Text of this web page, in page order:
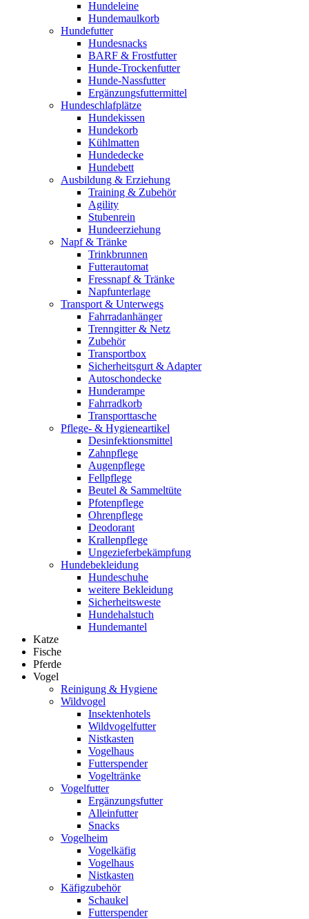
Hundeleine
Hundemaulkorb
Hundefutter
Hundesnacks
BARF & Frostfutter
Hunde-Trockenfutter
Hunde-Nassfutter
Ergänzungsfuttermittel
Hundeschlafplätze
Hundekissen
Hundekorb
Kühlmatten
Hundedecke
Hundebett
Ausbildung & Erziehung
Training & Zubehör
Agility
Stubenrein
Hundeerziehung
Napf & Tränke
Trinkbrunnen
Futterautomat
Fressnapf & Tränke
Napfunterlage
Transport & Unterwegs
Fahrradanhänger
Trenngitter & Netz
Zubehör
Transportbox
Sicherheitsgurt & Adapter
Autoschondecke
Hunderampe
Fahrradkorb
Transporttasche
Pflege- & Hygieneartikel
Desinfektionsmittel
Zahnpflege
Augenpflege
Fellpflege
Beutel & Sammeltüte
Pfotenpflege
Ohrenpflege
Deodorant
Krallenpflege
Ungezieferbekämpfung
Hundebekleidung
Hundeschuhe
weitere Bekleidung
Sicherheitsweste
Hundehalstuch
Hundemantel
Katze
Fische
Pferde
Vogel
Reinigung & Hygiene
Wildvogel
Insektenhotels
Wildvogelfutter
Nistkasten
Vogelhaus
Futterspender
Vogeltränke
Vogelfutter
Ergänzungsfutter
Alleinfutter
Snacks
Vogelheim
Vogelkäfig
Vogelhaus
Nistkasten
Käfigzubehör
Schaukel
Futterspender